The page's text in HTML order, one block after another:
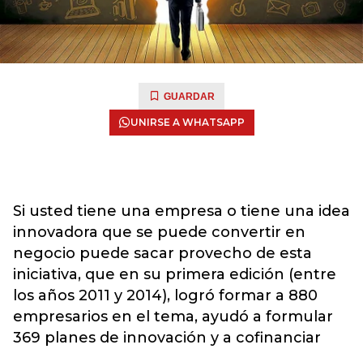
GUARDAR
UNIRSE A WHATSAPP
Si usted tiene una empresa o tiene una idea
innovadora que se puede convertir en
negocio puede sacar provecho de esta
iniciativa, que en su primera edición (entre
los años 2011 y 2014), logró formar a 880
empresarios en el tema, ayudó a formular
369 planes de innovación y a cofinanciar